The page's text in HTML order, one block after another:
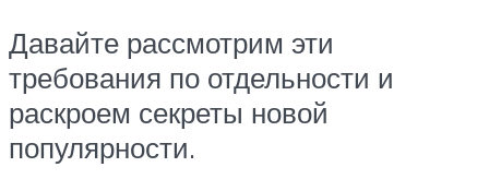
Давайте рассмотрим эти
требования по отдельности и
раскроем секреты новой
популярности.